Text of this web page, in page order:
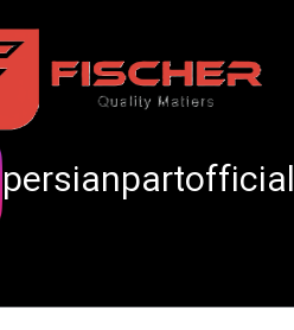
persianpartofficial